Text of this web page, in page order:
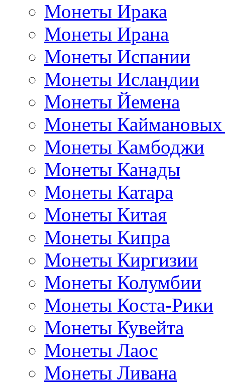
Монеты Ирака
Монеты Ирана
Монеты Испании
Монеты Исландии
Монеты Йемена
Монеты Каймановых
Монеты Камбоджи
Монеты Канады
Монеты Катара
Монеты Китая
Монеты Кипра
Монеты Киргизии
Монеты Колумбии
Монеты Коста-Рики
Монеты Кувейта
Монеты Лаос
Монеты Ливана